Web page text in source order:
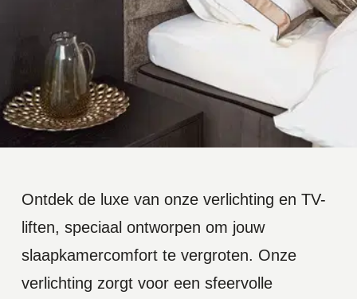
Overige accessoires
Ontdek de luxe van onze verlichting en TV-
liften, speciaal ontworpen om jouw
slaapkamercomfort te vergroten. Onze
verlichting zorgt voor een sfeervolle